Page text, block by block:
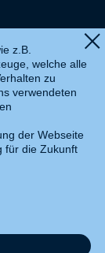
z.B.
welche alle
zu
verwendeten
der Webseite
für die Zukunft